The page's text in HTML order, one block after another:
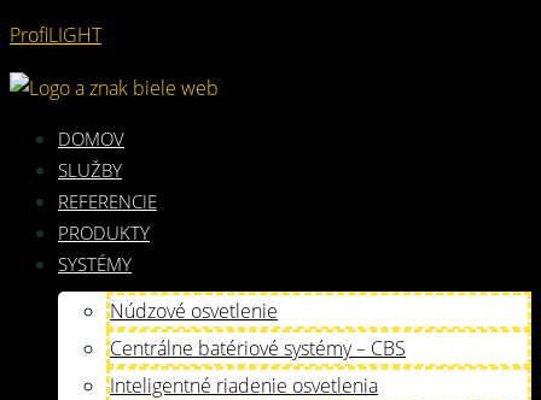
ProfiLIGHT
DOMOV
SLUŽBY
REFERENCIE
PRODUKTY
SYSTÉMY
Núdzové osvetlenie
Centrálne batériové systémy – CBS
Inteligentné riadenie osvetlenia